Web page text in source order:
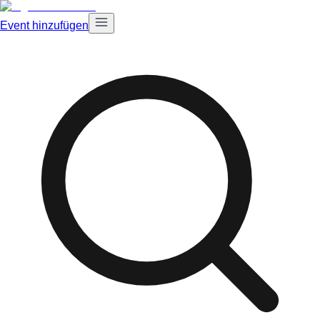
Event hinzufügen